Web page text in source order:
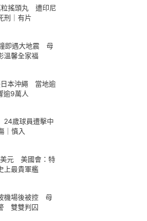
粒搖頭丸 遭印尼
刑｜有片
即遇大地震 母
溫馨全家福
日本沖繩 當地逾
逾9萬人
歲球員遭擊中
｜慎入
元 美國會：特
上最貴軍艦
機場後被控 母
雙雙判囚